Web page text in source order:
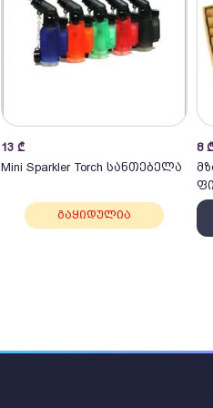
13 ₾
Mini Sparkler Torch სანთებელა
გაყიდულია
8 ₾